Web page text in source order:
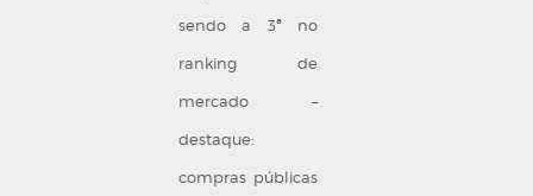
sendo a 3ª no
ranking de
mercado –
destaque:
compras públicas